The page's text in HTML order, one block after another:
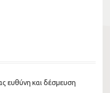
ευθύνη και δέσμευση